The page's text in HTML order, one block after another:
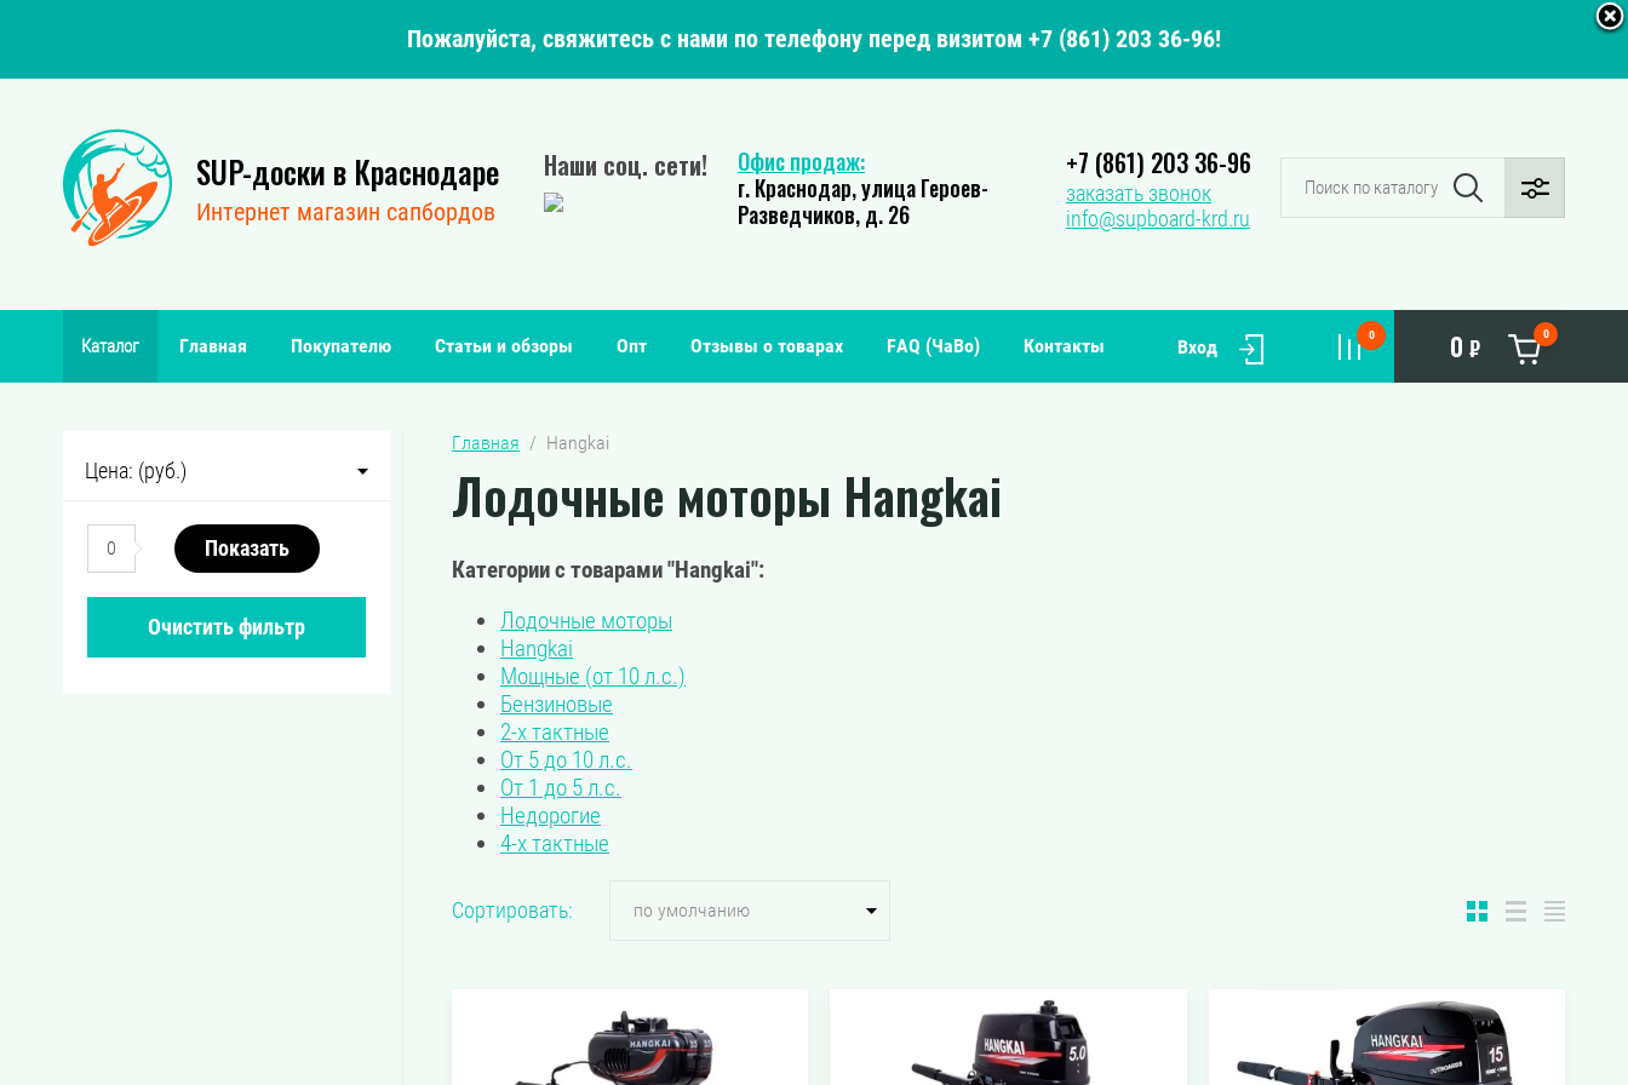
Пожалуйста, свяжитесь с нами по телефону перед визитом +7 (861) 203 36-96!
Каталог Главная Покупателю Статьи и обзоры Опт Отзывы о товарах FAQ (ЧаВо) Контакты Вход
0 0 ₽
0
SUP-доски в Краснодаре
Интернет магазин сапбордов
Наши соц. сети!
Офис продаж:
г. Краснодар, улица Героев-
Разведчиков, д. 26
+7 (861) 203 36-96
заказать звонок
info@supboard-krd.ru
Цена: (руб.)
0 Показать
Очистить фильтр
Главная
  /  Hangkai
Лодочные моторы Hangkai
Категории с товарами "Hangkai":
Лодочные моторы
Hangkai
Мощные (от 10 л.с.)
Бензиновые
2-х тактные
От 5 до 10 л.с.
От 1 до 5 л.с.
Недорогие
4-х тактные
Сортировать: по умолчанию